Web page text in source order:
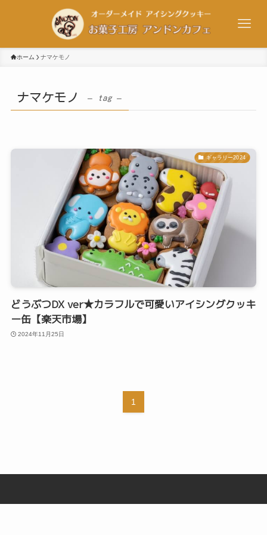
ホーム ナマケモノ
ナマケモノ – tag –
ギャラリー2024
どうぶつDX ver★カラフルで可愛いアイシングクッキ
ー缶【楽天市場】
2024年11月25日
1